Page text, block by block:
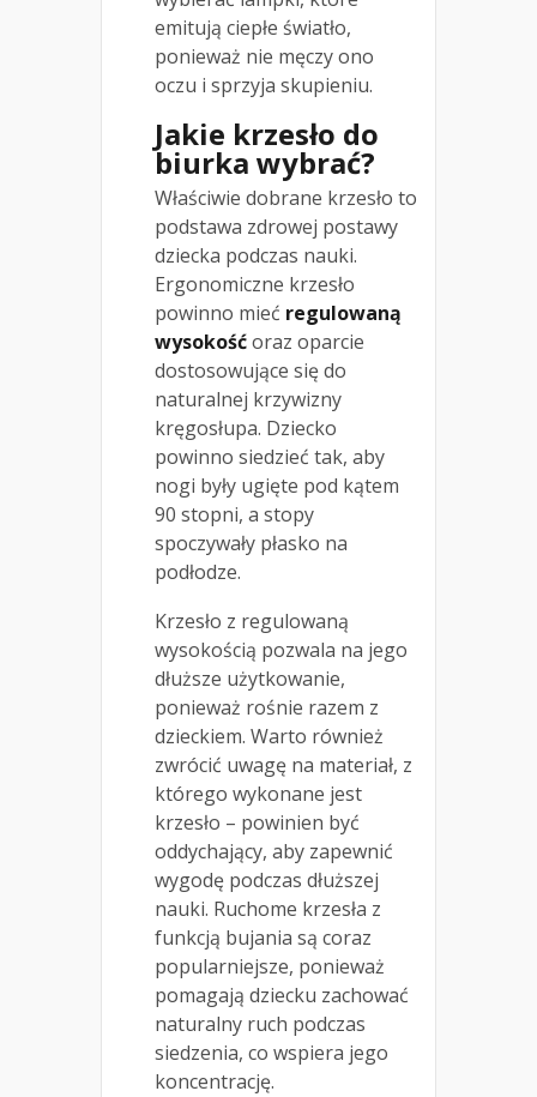
emitują ciepłe światło,
ponieważ nie męczy ono
oczu i sprzyja skupieniu.
Jakie krzesło do
biurka wybrać?
Właściwie dobrane krzesło to
podstawa zdrowej postawy
dziecka podczas nauki.
Ergonomiczne krzesło
powinno mieć regulowaną
wysokośćoraz oparcie
dostosowujące się do
naturalnej krzywizny
kręgosłupa. Dziecko
powinno siedzieć tak, aby
nogi były ugięte pod kątem
90 stopni, a stopy
spoczywały płasko na
podłodze.
Krzesło z regulowaną
wysokością pozwala na jego
dłuższe użytkowanie,
ponieważ rośnie razem z
dzieckiem. Warto również
zwrócić uwagę na materiał, z
którego wykonane jest
krzesło – powinien być
oddychający, aby zapewnić
wygodę podczas dłuższej
nauki. Ruchome krzesła z
funkcją bujania są coraz
popularniejsze, ponieważ
pomagają dziecku zachować
naturalny ruch podczas
siedzenia, co wspiera jego
koncentrację.